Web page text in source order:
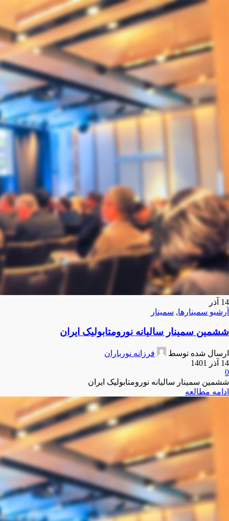
14 آذر
آرشیو سمینارها, سمینار
ششمین سمینار سالیانه نورومتابولیک ایران
ارسال شده توسط
فرزانه نورباران
14 آذر 1401
0
ششمین سمینار سالیانه نورومتابولیک ایران
ادامه مطالعه